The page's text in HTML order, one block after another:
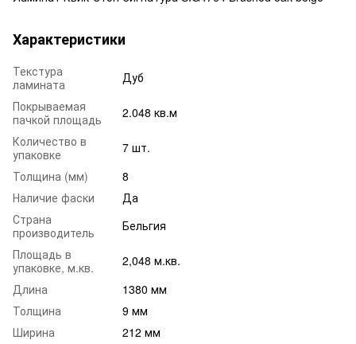
Характеристики
Текстура
ламината
Дуб
Покрываемая
пачкой площадь
2.048 кв.м
Количество в
упаковке
7 шт.
Толщина (мм)
8
Наличие фаски
Да
Страна
производитель
Бельгия
Площадь в
упаковке, м.кв.
2,048 м.кв.
Длина
1380 мм
Толщина
9 мм
Ширина
212 мм